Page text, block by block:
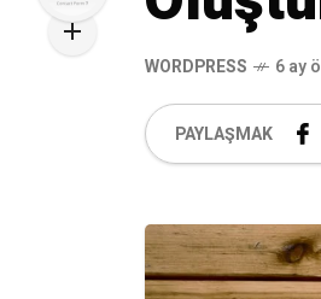
WORDPRESS 6 ay
PAYLAŞMAK